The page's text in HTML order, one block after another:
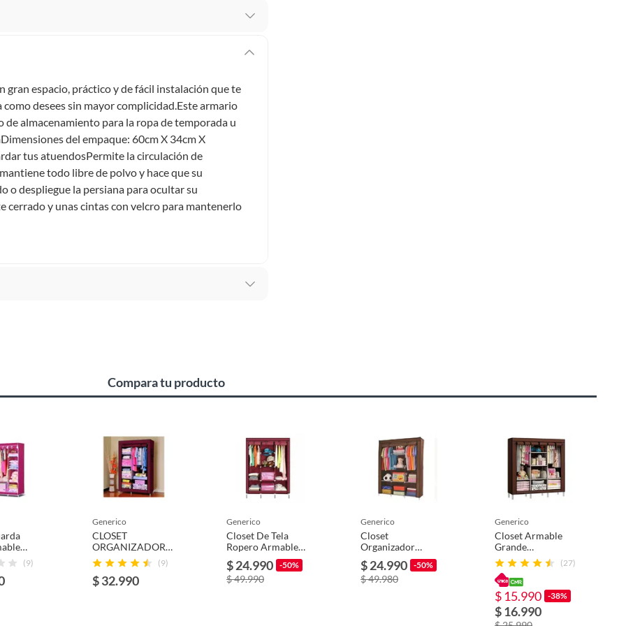
intactos y sin uso, tal como te lo entregamos. Ten
deteriorarse o caducar con rapidez.
. Debe estar en perfecto estado, con todas sus
electrónica, por ejemplo, cupones de experiencia o
entre otros análogos.
gran espacio, práctico y de fácil instalación que te
desees sin mayor complicidad.Este armario
almacenamiento para la ropa de temporada u
del empaque: 60cm X 34cm X
tus atuendosPermite la circulación de
todo libre de polvo y hace que su
o despliegue la persiana para ocultar su
cerrado y unas cintas con velcro para mantenerlo
closet desmontable tela con cierre
Compara tu producto
(9)
generico
CLOSET
ORGANIZADOR
ARMABLE DE
TELA CALIPSO
MEDIANO
(9)
$ 32.990
generico
Closet De Tela
Ropero Armable
Grande Armario
$ 24.990 -50%
$ 49.990
generico
Closet
Organizador
Armable De Tela
Portatil
$ 24.990 -50%
$ 49.980
generico
Closet Armable
Grande
Organizador
Portátil Ropero
Armario
FIGOIMPORT
(27)
$ 15.990 -38%
$ 16.990